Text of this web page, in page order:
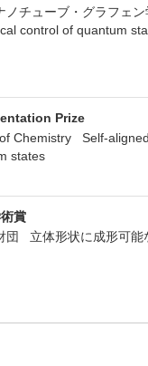
チューブ・グラフェ
control of quantum
Prize
Chemistry Self-
states
賞
立体形状に成形可能